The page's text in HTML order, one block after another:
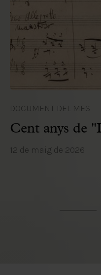
DOCUMENT DEL MES
Cent anys de
12 de maig de 2026